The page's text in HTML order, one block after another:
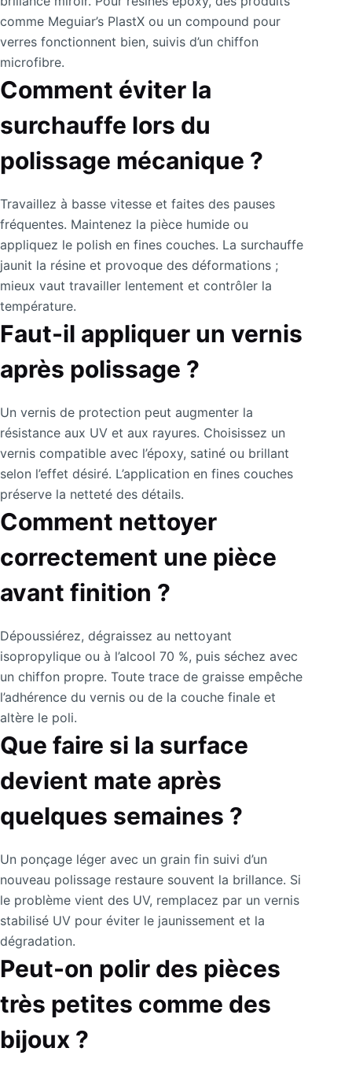
comme Meguiar’s PlastX ou un compound pour
verres fonctionnent bien, suivis d’un chiffon
microfibre.
Comment éviter la
surchauffe lors du
polissage mécanique ?
Travaillez à basse vitesse et faites des pauses
fréquentes. Maintenez la pièce humide ou
appliquez le polish en fines couches. La surchauffe
jaunit la résine et provoque des déformations ;
mieux vaut travailler lentement et contrôler la
température.
Faut-il appliquer un vernis
après polissage ?
Un vernis de protection peut augmenter la
résistance aux UV et aux rayures. Choisissez un
vernis compatible avec l’époxy, satiné ou brillant
selon l’effet désiré. L’application en fines couches
préserve la netteté des détails.
Comment nettoyer
correctement une pièce
avant finition ?
Dépoussiérez, dégraissez au nettoyant
isopropylique ou à l’alcool 70 %, puis séchez avec
un chiffon propre. Toute trace de graisse empêche
l’adhérence du vernis ou de la couche finale et
altère le poli.
Que faire si la surface
devient mate après
quelques semaines ?
Un ponçage léger avec un grain fin suivi d’un
nouveau polissage restaure souvent la brillance. Si
le problème vient des UV, remplacez par un vernis
stabilisé UV pour éviter le jaunissement et la
dégradation.
Peut-on polir des pièces
très petites comme des
bijoux ?